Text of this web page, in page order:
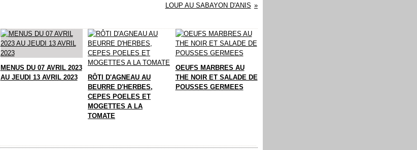
LOUP AU SABAYON D'ANIS
MENUS DU 07 AVRIL 2023
AU JEUDI 13 AVRIL 2023
RÔTI D'AGNEAU AU
BEURRE D'HERBES,
CEPES POELES ET
MOGETTES A LA
TOMATE
OEUFS MARBRES AU
THE NOIR ET SALADE DE
POUSSES GERMEES